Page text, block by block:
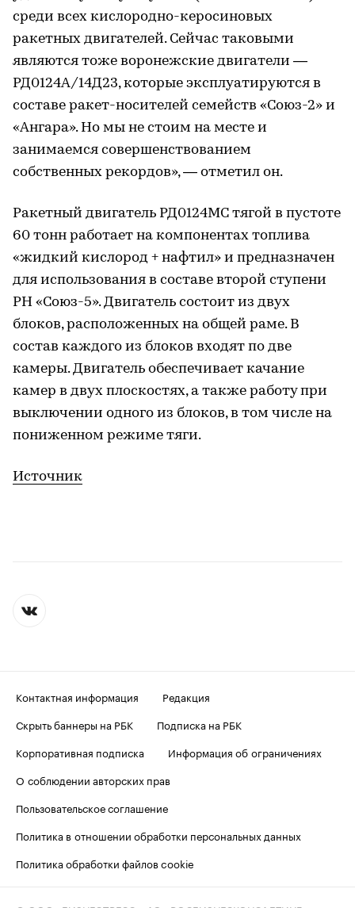
среди всех кислородно-керосиновых
ракетных двигателей. Сейчас таковыми
являются тоже воронежские двигатели —
РД0124А/14Д23, которые эксплуатируются в
составе ракет-носителей семейств «Союз-2» и
«Ангара». Но мы не стоим на месте и
занимаемся совершенствованием
собственных рекордов», — отметил он.
Ракетный двигатель РД0124МС тягой в пустоте
60 тонн работает на компонентах топлива
«жидкий кислород + нафтил» и предназначен
для использования в составе второй ступени
РН «Союз-5». Двигатель состоит из двух
блоков, расположенных на общей раме. В
состав каждого из блоков входят по две
камеры. Двигатель обеспечивает качание
камер в двух плоскостях, а также работу при
выключении одного из блоков, в том числе на
пониженном режиме тяги.
Источник
Контактная информация
Редакция
Скрыть баннеры на РБК
Подписка на РБК
Корпоративная подписка
Информация об ограничениях
О соблюдении авторских прав
Пользовательское соглашение
Политика в отношении обработки персональных данных
Политика обработки файлов cookie